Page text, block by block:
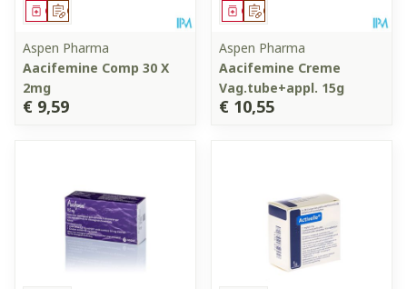
Op voorschrift
Geneesmiddel
Aspen Pharma
Aacifemine Comp 30 X
2mg
€ 9,59
Op voorschrift
Geneesmiddel
Aspen Pharma
Aacifemine Creme
Vag.tube+appl. 15g
€ 10,55